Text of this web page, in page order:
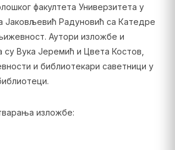
факултета Универзитета у
Јаковљевић Радуновић са Катедре
Аутори изложбе и
су Вука Јеремић и Цвета Костов,
и библиотекари саветници у
изложбе: